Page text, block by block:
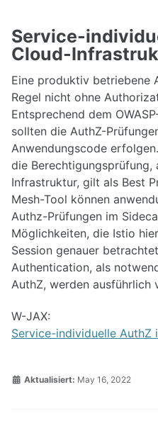
Service-
Cloud-
Eine produktiv betriebene
Regel nicht ohne
Entsprechend dem
sollten die AuthZ-
Anwendungscode
die
Infrastruktur, gilt als Best
Mesh-Tool können
Authz-Prüfungen im
Möglichkeiten, die Istio
Session genauer
Authentication, als
AuthZ, werden ausführlich
W-JAX:
Service-individuelle
Aktualisiert: May 16, 2022